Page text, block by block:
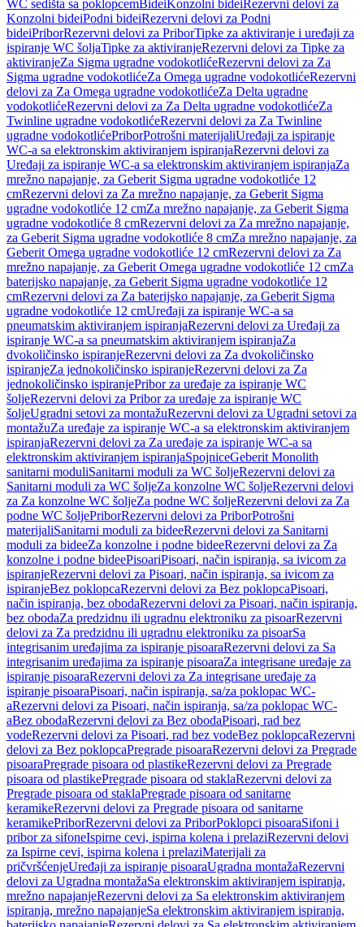
WC sedišta sa poklopcemBideiKonzolni bideiRezervni delovi za
Konzolni bideiPodni bideiRezervni delovi za Podni
bideiPriborRezervni delovi za PriborTipke za aktiviranje i uređaji za
ispiranje WC šoljaTipke za aktiviranjeRezervni delovi za Tipke za
aktiviranjeZa Sigma ugradne vodokotlićeRezervni delovi za Za
Sigma ugradne vodokotlićeZa Omega ugradne vodokotlićeRezervni
delovi za Za Omega ugradne vodokotlićeZa Delta ugradne
vodokotlićeRezervni delovi za Za Delta ugradne vodokotlićeZa
Twinline ugradne vodokotlićeRezervni delovi za Za Twinline
ugradne vodokotlićePriborPotrošni materijaliUređaji za ispiranje
WC-a sa elektronskim aktiviranjem ispiranjaRezervni delovi za
Uređaji za ispiranje WC-a sa elektronskim aktiviranjem ispiranjaZa
mrežno napajanje, za Geberit Sigma ugradne vodokotliće 12
cmRezervni delovi za Za mrežno napajanje, za Geberit Sigma
ugradne vodokotliće 12 cmZa mrežno napajanje, za Geberit Sigma
ugradne vodokotliće 8 cmRezervni delovi za Za mrežno napajanje,
za Geberit Sigma ugradne vodokotliće 8 cmZa mrežno napajanje, za
Geberit Omega ugradne vodokotliće 12 cmRezervni delovi za Za
mrežno napajanje, za Geberit Omega ugradne vodokotliće 12 cmZa
baterijsko napajanje, za Geberit Sigma ugradne vodokotliće 12
cmRezervni delovi za Za baterijsko napajanje, za Geberit Sigma
ugradne vodokotliće 12 cmUređaji za ispiranje WC-a sa
pneumatskim aktiviranjem ispiranjaRezervni delovi za Uređaji za
ispiranje WC-a sa pneumatskim aktiviranjem ispiranjaZa
dvokoličinsko ispiranjeRezervni delovi za Za dvokoličinsko
ispiranjeZa jednokoličinsko ispiranjeRezervni delovi za Za
jednokoličinsko ispiranjePribor za uređaje za ispiranje WC
šoljeRezervni delovi za Pribor za uređaje za ispiranje WC
šoljeUgradni setovi za montažuRezervni delovi za Ugradni setovi za
montažuZa uređaje za ispiranje WC-a sa elektronskim aktiviranjem
ispiranjaRezervni delovi za Za uređaje za ispiranje WC-a sa
elektronskim aktiviranjem ispiranjaSpojniceGeberit Monolith
sanitarni moduliSanitarni moduli za WC šoljeRezervni delovi za
Sanitarni moduli za WC šoljeZa konzolne WC šoljeRezervni delovi
za Za konzolne WC šoljeZa podne WC šoljeRezervni delovi za Za
podne WC šoljePriborRezervni delovi za PriborPotrošni
materijaliSanitarni moduli za bideeRezervni delovi za Sanitarni
moduli za bideeZa konzolne i podne bideeRezervni delovi za Za
konzolne i podne bideePisoariPisoari, način ispiranja, sa ivicom za
ispiranjeRezervni delovi za Pisoari, način ispiranja, sa ivicom za
ispiranjeBez poklopcaRezervni delovi za Bez poklopcaPisoari,
način ispiranja, bez obodaRezervni delovi za Pisoari, način ispiranja,
bez obodaZa predzidnu ili ugradnu elektroniku za pisoarRezervni
delovi za Za predzidnu ili ugradnu elektroniku za pisoarSa
integrisanim uređajima za ispiranje pisoaraRezervni delovi za Sa
integrisanim uređajima za ispiranje pisoaraZa integrisane uređaje za
ispiranje pisoaraRezervni delovi za Za integrisane uređaje za
ispiranje pisoaraPisoari, način ispiranja, sa/za poklopac WC-
aRezervni delovi za Pisoari, način ispiranja, sa/za poklopac WC-
aBez obodaRezervni delovi za Bez obodaPisoari, rad bez
vodeRezervni delovi za Pisoari, rad bez vodeBez poklopcaRezervni
delovi za Bez poklopcaPregrade pisoaraRezervni delovi za Pregrade
pisoaraPregrade pisoara od plastikeRezervni delovi za Pregrade
pisoara od plastikePregrade pisoara od staklaRezervni delovi za
Pregrade pisoara od staklaPregrade pisoara od sanitarne
keramikeRezervni delovi za Pregrade pisoara od sanitarne
keramikePriborRezervni delovi za PriborPoklopci pisoaraSifoni i
pribor za sifoneIspirne cevi, ispirna kolena i prelaziRezervni delovi
za Ispirne cevi, ispirna kolena i prelaziMaterijali za
pričvršćenjeUređaji za ispiranje pisoaraUgradna montažaRezervni
delovi za Ugradna montažaSa elektronskim aktiviranjem ispiranja,
mrežno napajanjeRezervni delovi za Sa elektronskim aktiviranjem
ispiranja, mrežno napajanjeSa elektronskim aktiviranjem ispiranja,